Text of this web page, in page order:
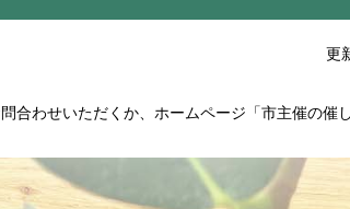
更
合わせいただくか、ホームページ 「市主催の催